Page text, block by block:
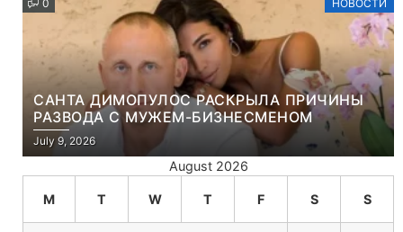
0 НОВОСТИ
САНТА ДИМОПУЛОС РАСКРЫЛА ПРИЧИНЫ
РАЗВОДА С МУЖЕМ-БИЗНЕСМЕНОМ
July 9, 2026
August 2026
M T W T F S S